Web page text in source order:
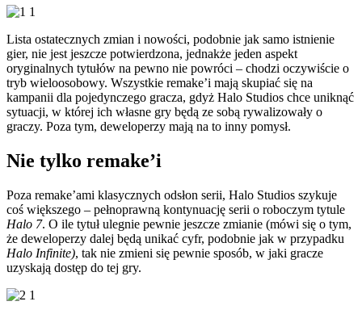
Lista ostatecznych zmian i nowości, podobnie jak samo istnienie
gier, nie jest jeszcze potwierdzona, jednakże jeden aspekt
oryginalnych tytułów na pewno nie powróci – chodzi oczywiście o
tryb wieloosobowy. Wszystkie remake’i mają skupiać się na
kampanii dla pojedynczego gracza, gdyż Halo Studios chce uniknąć
sytuacji, w której ich własne gry będą ze sobą rywalizowały o
graczy. Poza tym, deweloperzy mają na to inny pomysł.
Nie tylko remake’i
Poza remake’ami klasycznych odsłon serii, Halo Studios szykuje
coś większego – pełnoprawną kontynuację serii o roboczym tytule
Halo 7. O ile tytuł ulegnie pewnie jeszcze zmianie (mówi się o tym,
że deweloperzy dalej będą unikać cyfr, podobnie jak w przypadku
Halo Infinite), tak nie zmieni się pewnie sposób, w jaki gracze
uzyskają dostęp do tej gry.